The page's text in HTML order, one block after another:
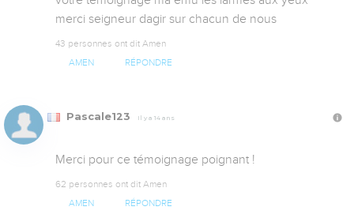
merci seigneur dagir sur chacun de nous
43 personnes ont dit Amen
AMEN RÉPONDRE
Pascale123 Il y a 14 ans
Merci pour ce témoignage poignant !
62 personnes ont dit Amen
AMEN RÉPONDRE